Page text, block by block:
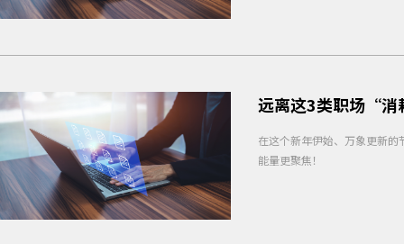
远离这3类职场“
在这个新年伊始、万象更新
能量更聚焦！